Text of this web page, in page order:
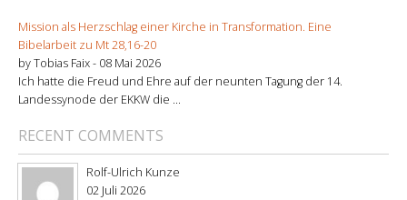
Mission als Herzschlag einer Kirche in Transformation. Eine
Bibelarbeit zu Mt 28,16-20
by Tobias Faix - 08 Mai 2026
Ich hatte die Freud und Ehre auf der neunten Tagung der 14.
Landessynode der EKKW die ...
RECENT COMMENTS
Rolf-Ulrich Kunze
02 Juli 2026